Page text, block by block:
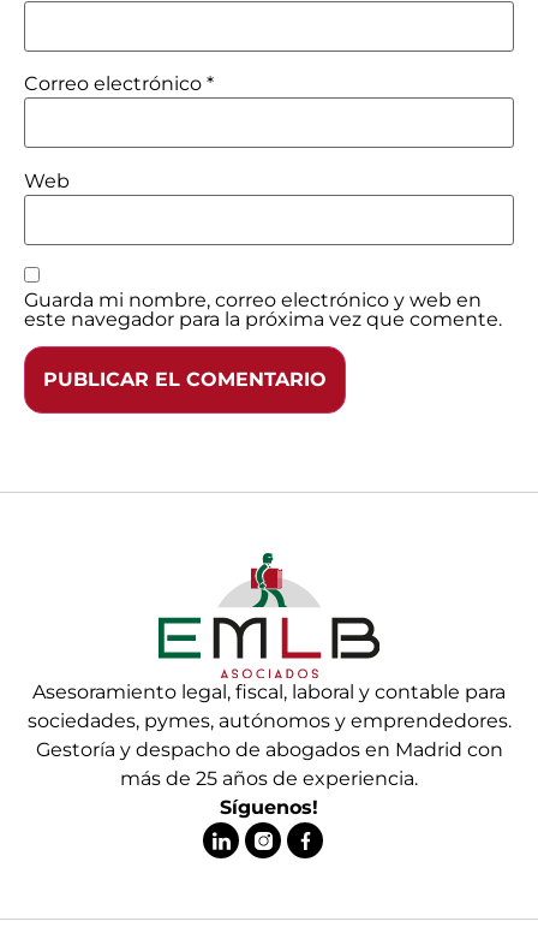
Correo electrónico *
Web
Guarda mi nombre, correo electrónico y web en
este navegador para la próxima vez que comente.
Asesoramiento legal, fiscal, laboral y contable para
sociedades, pymes, autónomos y emprendedores.
Gestoría y despacho de abogados en Madrid con
más de 25 años de experiencia.
Síguenos!